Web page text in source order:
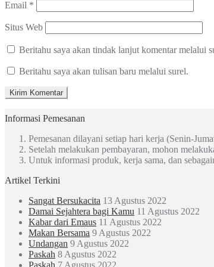
Email *
Situs Web
Beritahu saya akan tindak lanjut komentar melalui
Beritahu saya akan tulisan baru melalui surel.
Informasi Pemesanan
Pemesanan dilayani setiap hari kerja (Senin-
Setelah melakukan pembayaran, mohon
Untuk informasi produk, kerja sama, dan
Artikel Terkini
Sangat Bersukacita 13 Agustus 2022
Damai Sejahtera bagi Kamu 11 Agustus 2022
Kabar dari Emaus 11 Agustus 2022
Makan Bersama 9 Agustus 2022
Undangan 9 Agustus 2022
Paskah 8 Agustus 2022
Paskah 7 Agustus 2022